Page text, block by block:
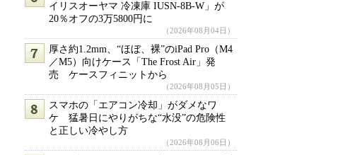
イリスオーヤマ 冷凍庫 IUSN-8B-W」が
20％オフの3万5800円に
（2026年08月04日）
厚さ約1.2mm、“ほぼ、裸”のiPad Pro（M4
／M5）向けケース「The Frost Air」発
売 ケースフィニットから
（2026年08月05日）
スマホの「エアコン冷却」がダメなワ
ケ 猛暑日にやりがちな“水没”の危険性
と正しい冷やし方
（2026年08月06日）